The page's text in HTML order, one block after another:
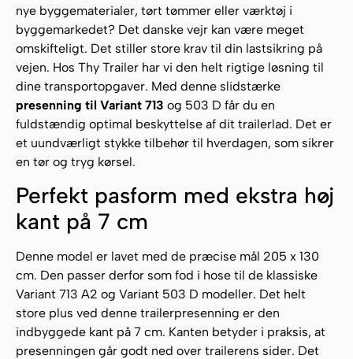
nye byggematerialer, tørt tømmer eller værktøj i
byggemarkedet? Det danske vejr kan være meget
omskifteligt. Det stiller store krav til din lastsikring på
vejen. Hos Thy Trailer har vi den helt rigtige løsning til
dine transportopgaver. Med denne slidstærke
presenning til Variant 713 og 503 D får du en
fuldstændig optimal beskyttelse af dit trailerlad. Det er
et uundværligt stykke tilbehør til hverdagen, som sikrer
en tør og tryg kørsel.
Perfekt pasform med ekstra høj
kant på 7 cm
Denne model er lavet med de præcise mål 205 x 130
cm. Den passer derfor som fod i hose til de klassiske
Variant 713 A2 og Variant 503 D modeller. Det helt
store plus ved denne trailerpresenning er den
indbyggede kant på 7 cm. Kanten betyder i praksis, at
presenningen går godt ned over trailerens sider. Det